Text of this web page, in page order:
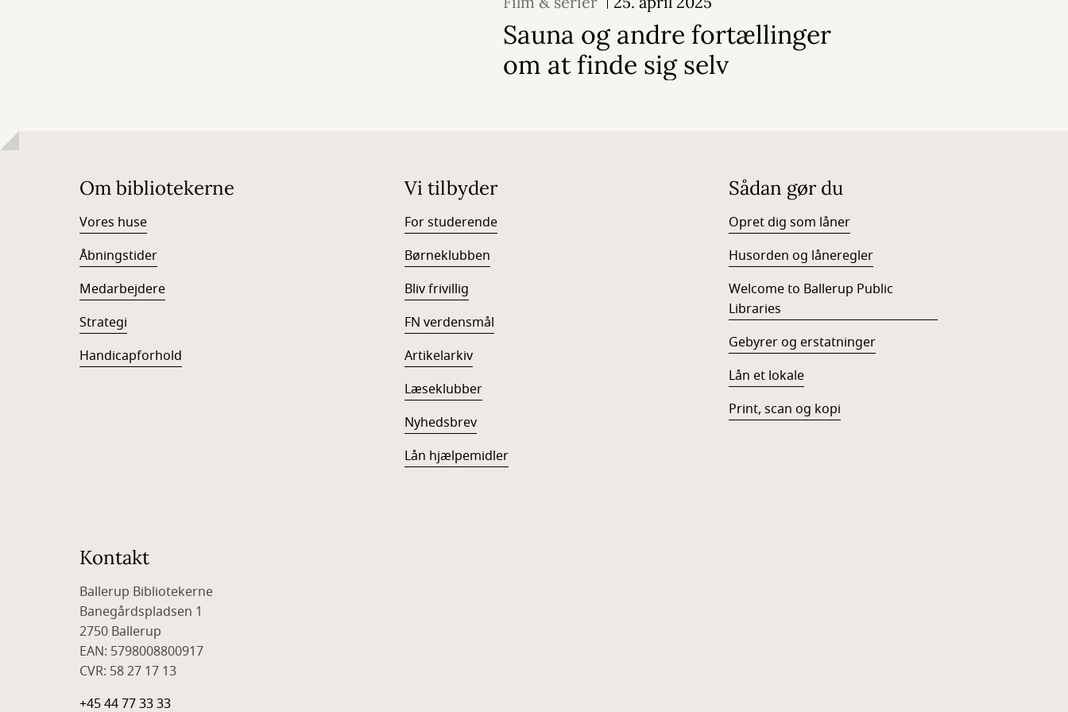
Sauna og andre fortællinger
om at finde sig selv
Om bibliotekerne
Vores huse
Åbningstider
Medarbejdere
Strategi
Handicapforhold
Vi tilbyder
For studerende
Børneklubben
Bliv frivillig
FN verdensmål
Artikelarkiv
Læseklubber
Nyhedsbrev
Lån hjælpemidler
Sådan gør du
Opret dig som låner
Husorden og låneregler
Welcome to Ballerup Public
Libraries
Gebyrer og erstatninger
Lån et lokale
Print, scan og kopi
Kontakt
Ballerup Bibliotekerne
Banegårdspladsen 1
2750 Ballerup
EAN: 5798008800917
CVR: 58 27 17 13
+45 44 77 33 33